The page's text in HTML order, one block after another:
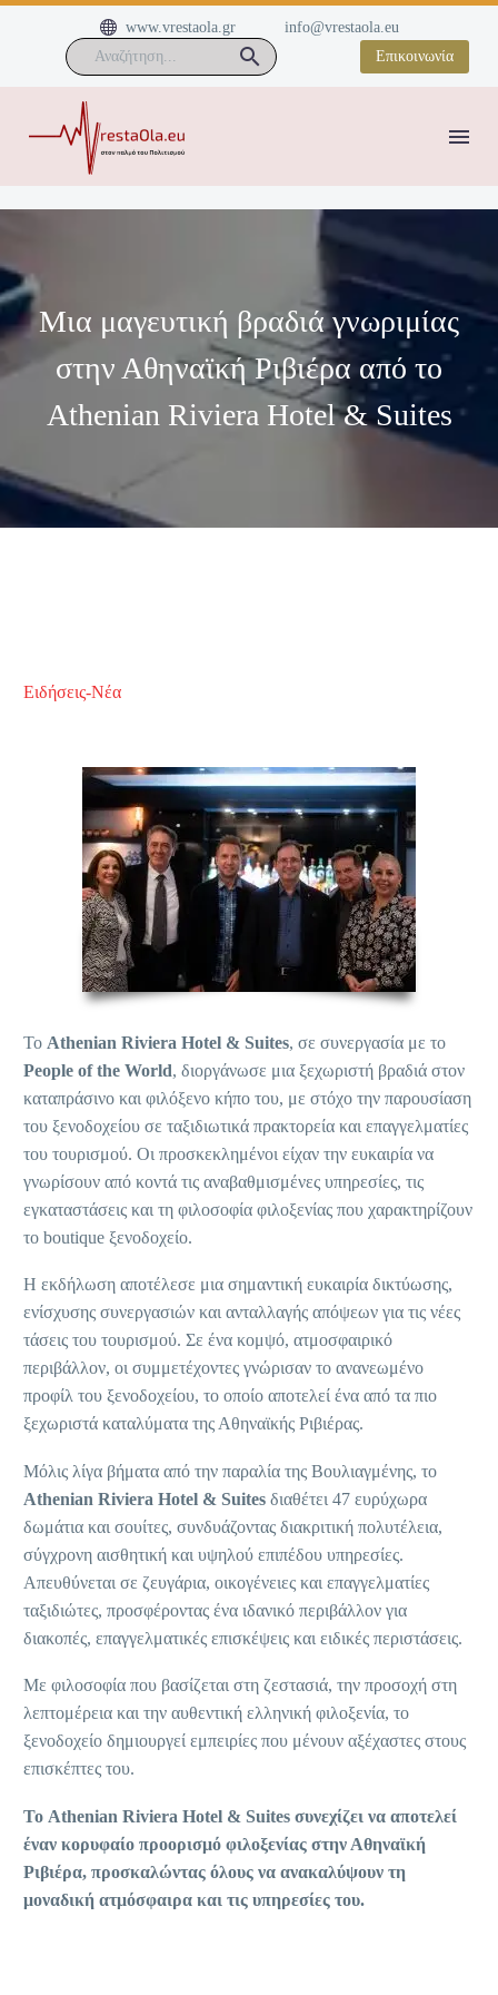

 www.vrestaola.gr
info@vrestaola.eu
Επικοινωνία
Μια μαγευτική βραδιά γνωριμίας
στην Αθηναϊκή Ριβιέρα από το
Athenian Riviera Hotel & Suites
Ειδήσεις-Νέα
Το Athenian Riviera Hotel & Suites, σε συνεργασία με το
People of the World, διοργάνωσε μια ξεχωριστή βραδιά στον
καταπράσινο και φιλόξενο κήπο του, με στόχο την παρουσίαση
του ξενοδοχείου σε ταξιδιωτικά πρακτορεία και επαγγελματίες
του τουρισμού. Οι προσκεκλημένοι είχαν την ευκαιρία να
γνωρίσουν από κοντά τις αναβαθμισμένες υπηρεσίες, τις
εγκαταστάσεις και τη φιλοσοφία φιλοξενίας που χαρακτηρίζουν
το boutique ξενοδοχείο.
Η εκδήλωση αποτέλεσε μια σημαντική ευκαιρία δικτύωσης,
ενίσχυσης συνεργασιών και ανταλλαγής απόψεων για τις νέες
τάσεις του τουρισμού. Σε ένα κομψό, ατμοσφαιρικό
περιβάλλον, οι συμμετέχοντες γνώρισαν το ανανεωμένο
προφίλ του ξενοδοχείου, το οποίο αποτελεί ένα από τα πιο
ξεχωριστά καταλύματα της Αθηναϊκής Ριβιέρας.
Μόλις λίγα βήματα από την παραλία της Βουλιαγμένης, το
Athenian Riviera Hotel & Suites διαθέτει 47 ευρύχωρα
δωμάτια και σουίτες, συνδυάζοντας διακριτική πολυτέλεια,
σύγχρονη αισθητική και υψηλού επιπέδου υπηρεσίες.
Απευθύνεται σε ζευγάρια, οικογένειες και επαγγελματίες
ταξιδιώτες, προσφέροντας ένα ιδανικό περιβάλλον για
διακοπές, επαγγελματικές επισκέψεις και ειδικές περιστάσεις.
Με φιλοσοφία που βασίζεται στη ζεστασιά, την προσοχή στη
λεπτομέρεια και την αυθεντική ελληνική φιλοξενία, το
ξενοδοχείο δημιουργεί εμπειρίες που μένουν αξέχαστες στους
επισκέπτες του.
Το Athenian Riviera Hotel & Suites συνεχίζει να αποτελεί
έναν κορυφαίο προορισμό φιλοξενίας στην Αθηναϊκή
Ριβιέρα, προσκαλώντας όλους να ανακαλύψουν τη
μοναδική ατμόσφαιρα και τις υπηρεσίες του.